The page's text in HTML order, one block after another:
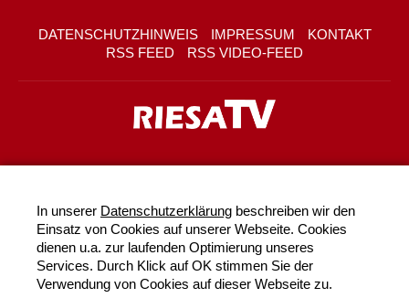
DATENSCHUTZHINWEIS IMPRESSUM
KONTAKT
RSS FEED
RSS VIDEO-FEED
In unserer Datenschutzerklärung beschreiben wir den
Einsatz von Cookies auf unserer Webseite. Cookies
dienen u.a. zur laufenden Optimierung unseres
Services. Durch Klick auf OK stimmen Sie der
Verwendung von Cookies auf dieser Webseite zu.